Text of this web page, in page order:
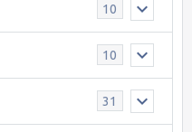
10
10
31